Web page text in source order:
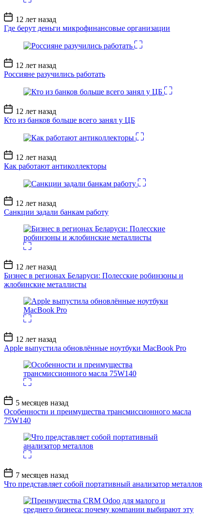
Дата
записи
12 лет назад
Где берут деньги микрофинансовые организации
Дата
записи
12 лет назад
Россияне разучились работать
Дата
записи
12 лет назад
Кто из банков больше всего занял у ЦБ
Дата
записи
12 лет назад
Как работают антиколлекторы
Дата
записи
12 лет назад
Санкции задали банкам работу
Дата
записи
12 лет назад
Бизнес в регионах Беларуси: Полесские робинзоны и
жлобинские металлисты
Дата
записи
12 лет назад
Apple выпустила обновлённые ноутбуки MacBook Pro
Дата
записи
5 месяцев назад
Особенности и преимущества трансмиссионного масла
75W140
Дата
записи
7 месяцев назад
Что представляет собой портативный анализатор металлов